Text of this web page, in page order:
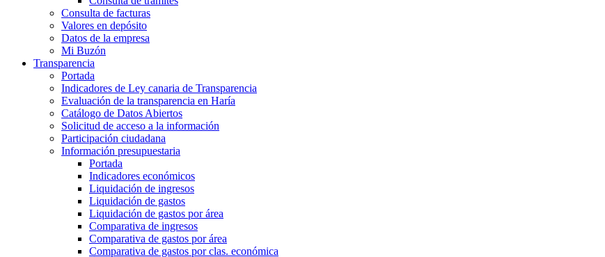
Consulta de facturas
Valores en depósito
Datos de la empresa
Mi Buzón
Transparencia
Portada
Indicadores de Ley canaria de Transparencia
Evaluación de la transparencia en Haría
Catálogo de Datos Abiertos
Solicitud de acceso a la información
Participación ciudadana
Información presupuestaria
Portada
Indicadores económicos
Liquidación de ingresos
Liquidación de gastos
Liquidación de gastos por área
Comparativa de ingresos
Comparativa de gastos por área
Comparativa de gastos por clas. económica